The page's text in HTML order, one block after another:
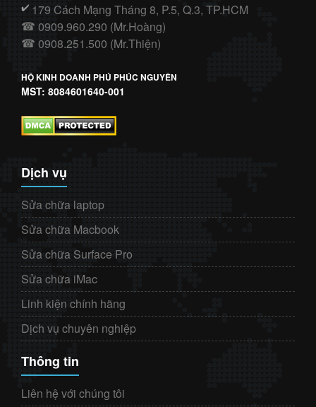
✔️ 179 Cách Mạng Tháng 8, P.5, Q.3, TP.HCM
☎ 0909.960.290 (Mr.Hoàng)
☎ 0908.251.500 (Mr.Thiện)
HỘ KINH DOANH PHÚ PHÚC NGUYÊN
MST: 8084601640-001
Dịch vụ
Sửa chữa laptop
Sửa chữa Macbook
Sửa chữa Surface Pro
Sửa chữa iMac
Linh kiện chính hãng
Dịch vụ chuyên nghiệp
Thông tin
Liên hệ với chúng tôi